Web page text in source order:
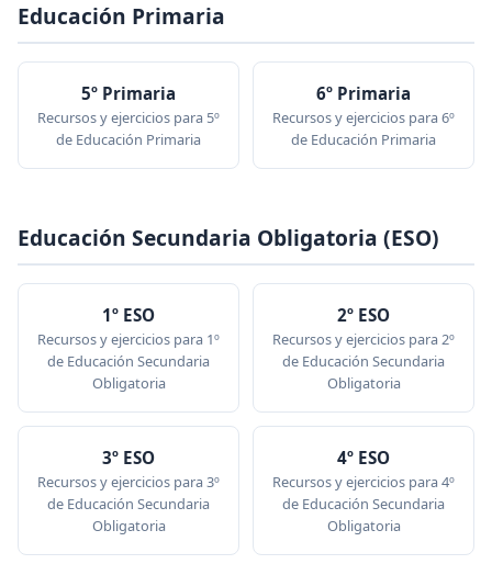
Educación Primaria
5º Primaria
Recursos y ejercicios para 5º
de Educación Primaria
6º Primaria
Recursos y ejercicios para 6º
de Educación Primaria
Educación Secundaria Obligatoria (ESO)
1º ESO
Recursos y ejercicios para 1º
de Educación Secundaria
Obligatoria
2º ESO
Recursos y ejercicios para 2º
de Educación Secundaria
Obligatoria
3º ESO
Recursos y ejercicios para 3º
de Educación Secundaria
Obligatoria
4º ESO
Recursos y ejercicios para 4º
de Educación Secundaria
Obligatoria